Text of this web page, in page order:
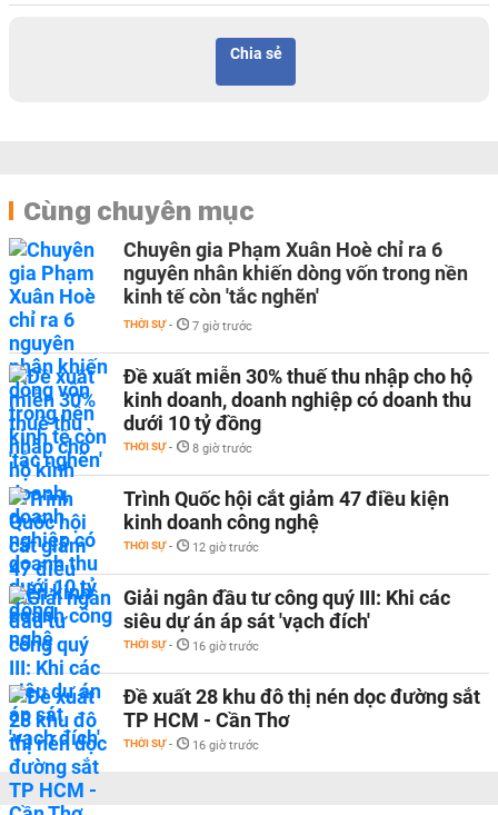
Chia sẻ
Cùng chuyên mục
Chuyên gia Phạm Xuân Hoè chỉ ra 6
nguyên nhân khiến dòng vốn trong nền
kinh tế còn 'tắc nghẽn'
THỜI SỰ - 7 giờ trước
Đề xuất miễn 30% thuế thu nhập cho hộ
kinh doanh, doanh nghiệp có doanh thu
dưới 10 tỷ đồng
THỜI SỰ - 8 giờ trước
Trình Quốc hội cắt giảm 47 điều kiện
kinh doanh công nghệ
THỜI SỰ - 12 giờ trước
Giải ngân đầu tư công quý III: Khi các
siêu dự án áp sát 'vạch đích'
THỜI SỰ - 16 giờ trước
Đề xuất 28 khu đô thị nén dọc đường sắt
TP HCM - Cần Thơ
THỜI SỰ - 16 giờ trước